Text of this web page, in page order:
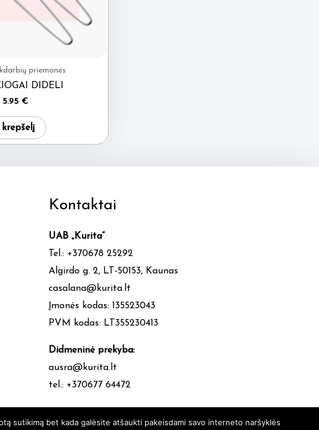
priemonės
DIDELI
5.95 €
krepšelį
Kontaktai
UAB „Kurita”
Tel.: +370678 25292
Algirdo g. 2, LT-50153, Kaunas
casalana@kurita.lt
Įmonės kodas: 135523043
PVM kodas: LT355230413
Didmeninė prekyba:
ausra@kurita.lt
tel.: +370677 64472
sutikimą bet kada galėsite atšaukti pakeisdami savo interneto naršyklės